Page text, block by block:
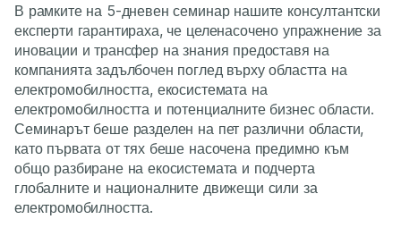
В рамките на 5-дневен семинар нашите консултантски
експерти гарантираха, че целенасочено упражнение за
иновации и трансфер на знания предоставя на
компанията задълбочен поглед върху областта на
електромобилността, екосистемата на
електромобилността и потенциалните бизнес области.
Семинарът беше разделен на пет различни области,
като първата от тях беше насочена предимно към
общо разбиране на екосистемата и подчерта
глобалните и националните движещи сили за
електромобилността.